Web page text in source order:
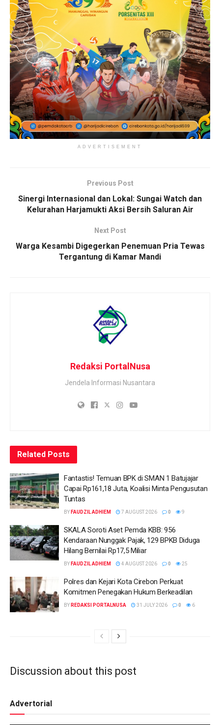
ADVERTISEMENT
Previous Post
Sinergi Internasional dan Lokal: Sungai Watch dan
Kelurahan Harjamukti Aksi Bersih Saluran Air
Next Post
Warga Kesambi Digegerkan Penemuan Pria Tewas
Tergantung di Kamar Mandi
Redaksi PortalNusa
Jendela Informasi Nusantara
Related Posts
Fantastis! Temuan BPK di SMAN 1 Batujajar
Capai Rp161,18 Juta, Koalisi Minta Pengusutan
Tuntas
BY FAUDZIL ADHIEM 7 AUGUST 2026 0 9
SKALA Soroti Aset Pemda KBB: 956
Kendaraan Nunggak Pajak, 129 BPKB Diduga
Hilang Bernilai Rp17,5 Miliar
BY FAUDZIL ADHIEM 4 AUGUST 2026 0 25
Polres dan Kejari Kota Cirebon Perkuat
Komitmen Penegakan Hukum Berkeadilan
BY REDAKSI PORTALNUSA 31 JULY 2026 0 6
Discussion about this post
Advertorial